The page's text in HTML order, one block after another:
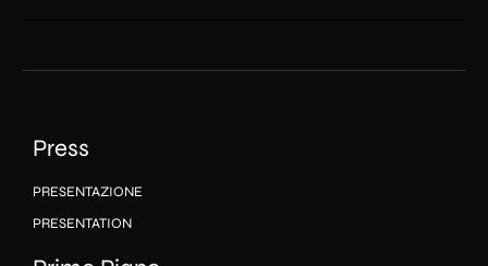
Press
PRESENTAZIONE
PRESENTATION